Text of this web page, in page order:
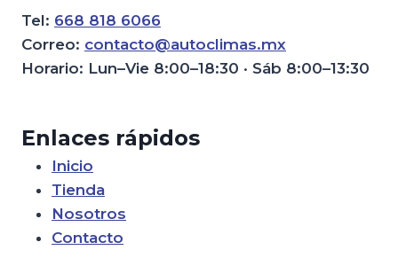
Tel: 668 818 6066
Correo: contacto@autoclimas.mx
Horario: Lun–Vie 8:00–18:30 · Sáb 8:00–13:30
Enlaces rápidos
Inicio
Tienda
Nosotros
Contacto